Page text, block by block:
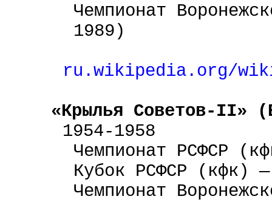
Чемпионат
1989)
ru.wikipedia.org/wiki/
«Крылья Советов-II»
1954-1958
Чемпионат РСФСР
Кубок РСФСР (кфк)
Чемпионат